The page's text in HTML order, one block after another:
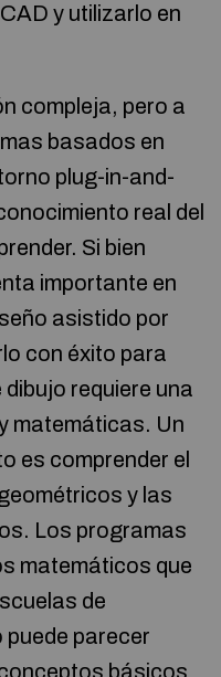
y utilizarlo en
compleja, pero a
basados en
plug-in-and-
real del
Si bien
importante en
asistido por
con éxito para
requiere una
matemáticas. Un
es comprender el
y las
Los programas
matemáticos que
de
parecer
básicos